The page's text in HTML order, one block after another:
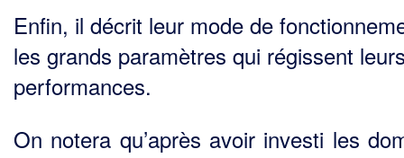
Enfin, il décrit leur mode de
les grands paramètres qui régissent
performances.
On notera qu’après avoir investi les